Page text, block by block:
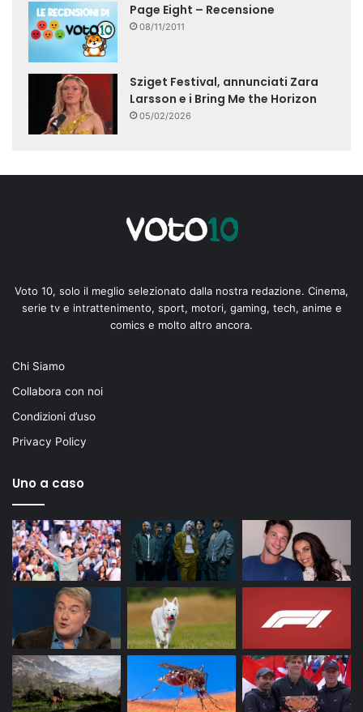
Page Eight – Recensione
08/11/2011
Sziget Festival, annunciati Zara
Larsson e i Bring Me the Horizon
05/02/2026
Voto 10, solo il meglio selezionato dalla nostra redazione. Cinema,
serie tv e intrattenimento, sport, motori, gaming, tech, anime e
comics e molto altro ancora.
Chi Siamo
Collabora con noi
Condizioni d’uso
Privacy Policy
Uno a caso